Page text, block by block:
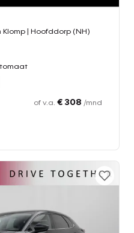
Klomp| Hoofddorp (NH)
of v.a. € 308 /mnd